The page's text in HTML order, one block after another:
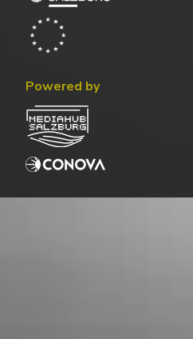
Powered by